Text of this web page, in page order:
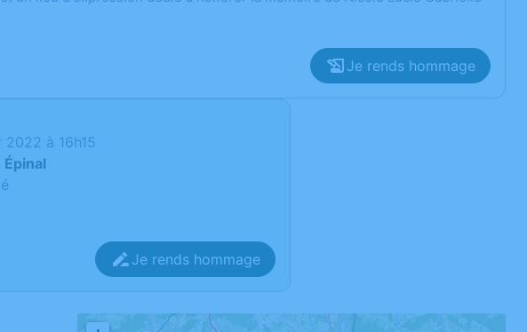
Je rends hommage
2022 à 16h15
Je rends hommage